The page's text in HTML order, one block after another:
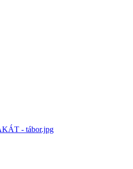
- tábor.jpg